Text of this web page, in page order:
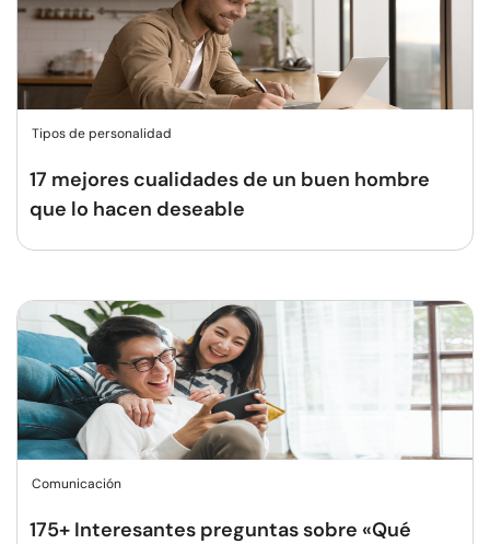
Tipos de personalidad
17 mejores cualidades de un buen hombre
que lo hacen deseable
Comunicación
175+ Interesantes preguntas sobre «Qué